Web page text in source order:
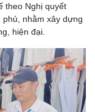
theo Nghị quyết
nhằm xây dựng
hiện đại.